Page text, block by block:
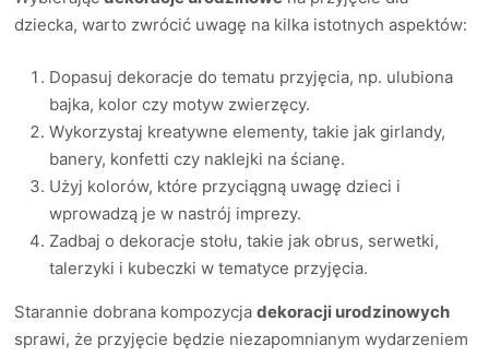
dziecka, warto zwrócić uwagę na kilka istotnych aspektów:
Dopasuj dekoracje do tematu przyjęcia, np. ulubiona
bajka, kolor czy motyw zwierzęcy.
Wykorzystaj kreatywne elementy, takie jak girlandy,
banery, konfetti czy naklejki na ścianę.
Użyj kolorów, które przyciągną uwagę dzieci i
wprowadzą je w nastrój imprezy.
Zadbaj o dekoracje stołu, takie jak obrus, serwetki,
talerzyki i kubeczki w tematyce przyjęcia.
Starannie dobrana kompozycjadekoracji urodzinowych
sprawi, że przyjęcie będzie niezapomnianym wydarzeniem